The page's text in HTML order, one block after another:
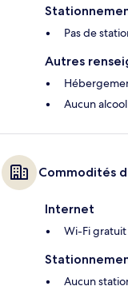
Pas de
Autres
Aucun
Commodités
Internet
Wi-Fi gratuit
Aucun